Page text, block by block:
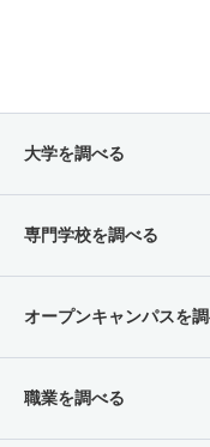
大学を調べる
専門学校を調べる
オープンキャンパスを
職業を調べる